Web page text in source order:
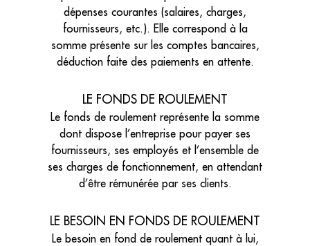
dépenses courantes (salaires, charges,
fournisseurs, etc.). Elle correspond à la
somme présente sur les comptes bancaires,
déduction faite des paiements en attente.
LE FONDS DE ROULEMENT
Le fonds de roulement représente la somme
dont dispose l’entreprise pour payer ses
fournisseurs, ses employés et l’ensemble de
ses charges de fonctionnement, en attendant
d’être rémunérée par ses clients.
LE BESOIN EN FONDS DE ROULEMENT
Le besoin en fond de roulement quant à lui,